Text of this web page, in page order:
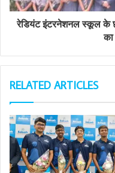
रेडियंट इंटरनेशनल स्कूल के
का
RELATED ARTICLES